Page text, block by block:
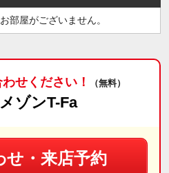
部屋がございません。
せください！ （無料）
ゾンT-Fa
せ・来店予約